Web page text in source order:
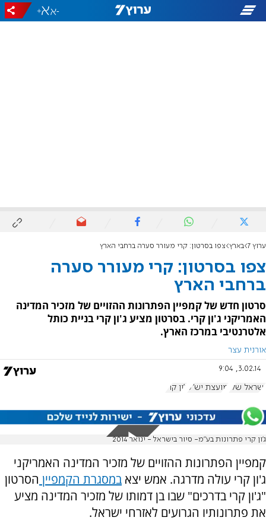
-
+
ערוץ 7 בארץ צפו בסרטון: קרי מעורר סערה ברחבי הארץ
צפו בסרטון: קרי מעורר סערה
ברחבי הארץ
סרטון חדש של קמפיין הפתרונות ההזויים של מזכיר המדינה
האמריקני ג'ון קרי. בסרטון מציע ג'ון קרי בניית כותל
אלטרנטיבי במרכז הארץ.
אורנית עצר
3.02.14, 9:04
ישראל שלי מועצת יש"ע ג'ון קרי
ג'ון קרי פתרונות בע"מ- סיור בישראל - ינואר 2014
קמפיין הפתרונות ההזויים של מזכיר המדינה האמריקני
ג'ון קרי עולה מדרגה. אמש יצא במסגרת הקמפיין הסרטון
"ג'ון קרי בדרכים" שבו בן דמותו של מזכיר המדינה מציע
את פתרונותיו הגרועים לאזרחי ישראל.